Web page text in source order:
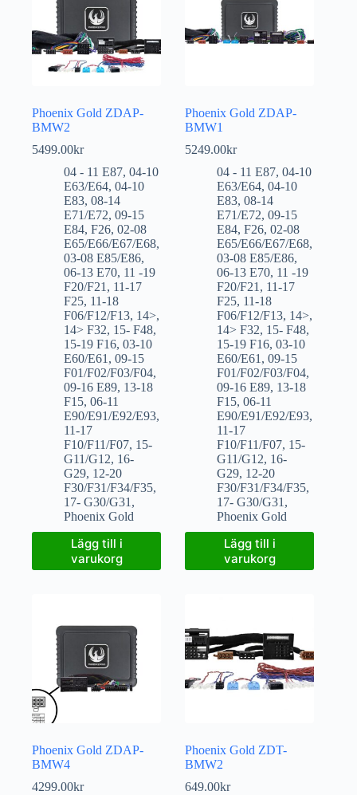
Phoenix Gold ZDAP-
BMW2
5499.00kr
04 - 11 E87, 04-10
E63/E64, 04-10
E83, 08-14
E71/E72, 09-15
E84, F26, 02-08
E65/E66/E67/E68,
03-08 E85/E86,
06-13 E70, 11 -19
F20/F21 , 11-17
F25, 11-18
F06/F12/F13, 14>,
14> F32, 15- F48,
15-19 F16, 03-10
E60/E61 , 09-15
F01/F02/F03/F04,
09-16 E89, 13-18
F15, 06-11
E90/E91/E92/E93,
11-17
F10/F11/F07, 15-
G11/G12, 16-
G29, 12-20
F30/F31/F34/F35,
17- G30/G31 ,
Phoenix Gold
Lägg till i
varukorg
Phoenix Gold ZDAP-
BMW1
5249.00kr
04 - 11 E87,04-10
E63/E64,04-10
E83,08-14
E71/E72,09-15
E84,F26,02-08
E65/E66/E67/E68,
03-08 E85/E86,
06-13 E70, 11 -19
F20/F21 , 11-17
F25, 11-18
F06/F12/F13, 14>,
14> F32, 15- F48,
15-19 F16,03-10
E60/E61 ,09-15
F01/F02/F03/F04,
09-16 E89, 13-18
F15,06-11
E90/E91/E92/E93,
11-17
F10/F11/F07, 15-
G11/G12, 16-
G29, 12-20
F30/F31/F34/F35,
17- G30/G31 ,
Phoenix Gold
Lägg till i
varukorg
Phoenix Gold ZDAP-
BMW4
4299.00kr
Phoenix Gold ZDT-
BMW2
649.00kr